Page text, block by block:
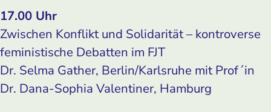
17.00 Uhr
Zwischen Konflikt und Solidarität – kontroverse
feministische Debatten im FJT
Dr. Selma Gather, Berlin/Karlsruhe mit Prof´in
Dr. Dana-­Sophia Valentiner, Hamburg